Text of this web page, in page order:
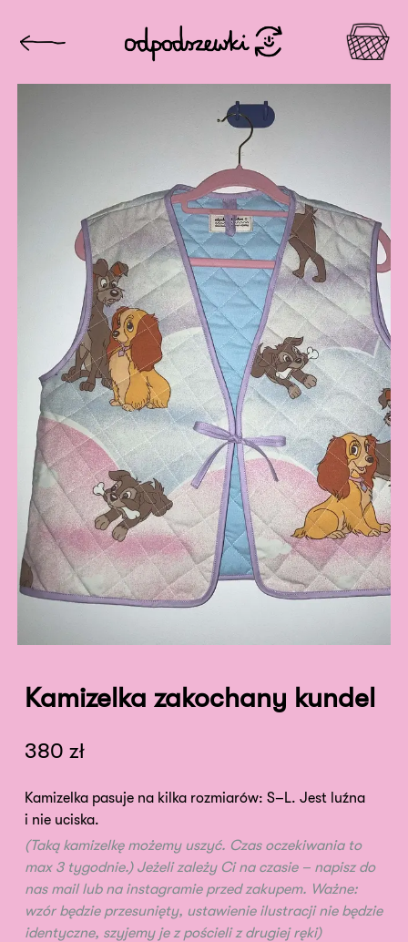
Kamizelka zakochany kundel
380 zł
Kamizelka pasuje na kilka rozmiarów: S–L. Jest luźna
i nie uciska.
(Taką kamizelkę możemy uszyć. Czas oczekiwania to
max 3 tygodnie.) Jeżeli zależy Ci na czasie – napisz do
nas mail lub na instagramie przed zakupem. Ważne:
wzór będzie przesunięty, ustawienie ilustracji nie będzie
identyczne, szyjemy je z pościeli z drugiej ręki)